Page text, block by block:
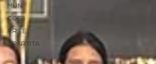
MUN
COES
RR.EE.
TIPARTITA